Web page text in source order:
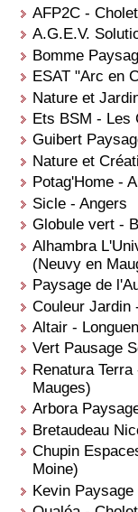
AFP2C - Cholet
A.G.E.V.
Bomme
ESAT "Arc en
Nature et
Ets BSM - Les
Guibert
Nature et
Potag'Home -
Sicle - Angers
Globule vert -
Alhambra
(Neuvy en
Paysage de
Couleur Jardin
Altair -
Vert Pausage
Renatura
Mauges)
Arbora
Bretaudeau
Chupin
Moine)
Kevin